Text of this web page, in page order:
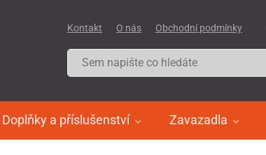
Doplňky a příslušenství Zavazadla
Kontakt O nás Obchodní podmínky